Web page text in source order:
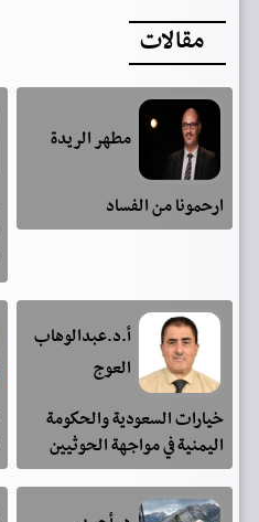
مقالات
مطهر الريدة
ارحمونا من الفساد
أ.د.عبدالوهاب
العوج
خيارات السعودية والحكومة
اليمنية في مواجهة الحوثيين